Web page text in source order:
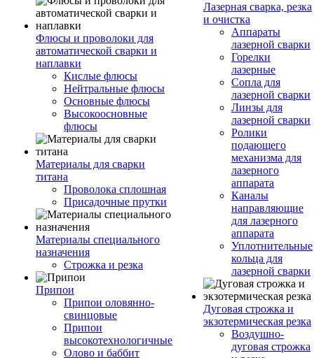
Флюсы и проволоки для
автоматической сварки и
наплавки
Кислые флюсы
Нейтральные флюсы
Основные флюсы
Высокоосновные
флюсы
Материалы для сварки
титана
Проволока сплошная
Присадочные прутки
Материалы специального
назначения
Строжка и резка
Припои
Припои оловянно-
свинцовые
Припои
высокотехнологичные
Олово и баббит
Лазерная сварка, резка
и очистка
Аппараты
лазерной сварки
Горелки
лазерные
Сопла для
лазерной сварки
Линзы для
лазерной сварки
Ролики
подающего
механизма для
лазерного
аппарата
Каналы
направляющие
для лазерного
аппарата
Уплотнительные
кольца для
лазерной сварки
Дуговая строжка и
экзотермическая резка
Воздушно-
дуговая строжка